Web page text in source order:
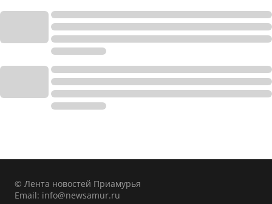
© Лента новостей Приамурья
Email: info@newsamur.ru